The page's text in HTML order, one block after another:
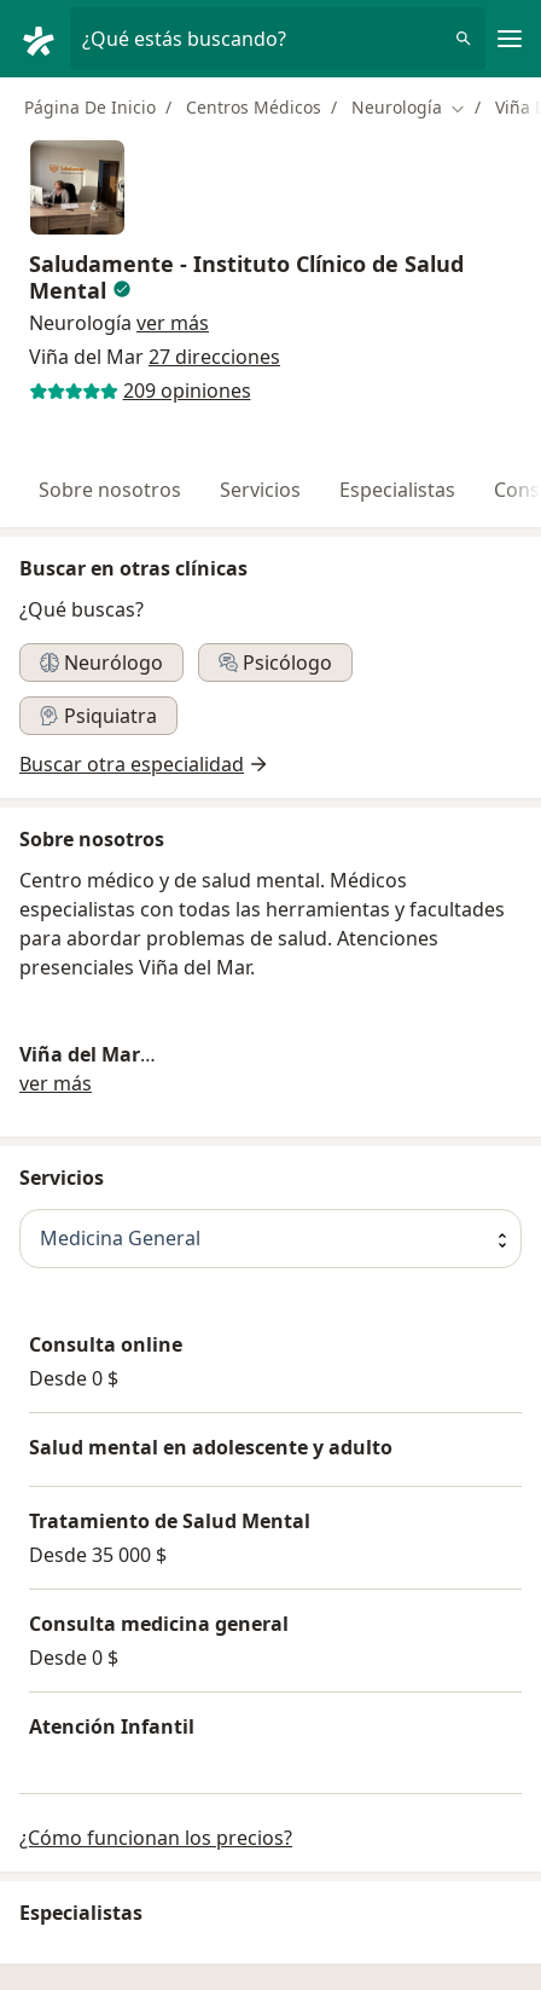
¿Qué estás buscando?
Página De Inicio Centros Médicos Neurología Cambiar
Viña
Saludamente - Instituto Clínico de Salud
Mental
Neurología ver más
Viña del Mar27 direcciones
209 opiniones
Sobre nosotros Servicios Especialistas
Buscar en otras clínicas
¿Qué buscas?
Neurólogo
Psicólogo
Psiquiatra
Buscar otra especialidad
Sobre nosotros
Centro médico y de salud mental. Médicos
especialistas con todas las herramientas y facultades
para abordar problemas de salud. Atenciones
presenciales Viña del Mar.
Viña del Mar
+56 9 3292 9452
ver más
Servicios
Medicina General
Consulta online
Desde 0 $
Salud mental en adolescente y adulto
Tratamiento de Salud Mental
Desde 35 000 $
Consulta medicina general
Desde 0 $
Atención Infantil
¿Cómo funcionan los precios?
Especialistas